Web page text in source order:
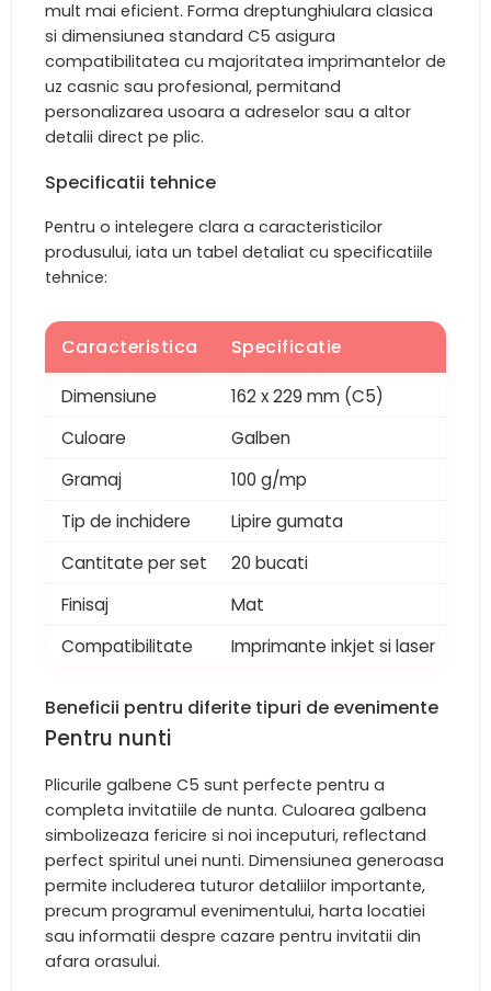
mult mai eficient. Forma dreptunghiulara clasica
si dimensiunea standard C5 asigura
compatibilitatea cu majoritatea imprimantelor de
uz casnic sau profesional, permitand
personalizarea usoara a adreselor sau a altor
detalii direct pe plic.
Specificatii tehnice
Pentru o intelegere clara a caracteristicilor
produsului, iata un tabel detaliat cu specificatiile
tehnice:
Caracteristica Specificatie
Dimensiune
162 x 229 mm (C5)
Culoare
Galben
Gramaj
100 g/mp
Tip de inchidere
Lipire gumata
Cantitate per set
20 bucati
Finisaj
Mat
Compatibilitate
Imprimante inkjet si laser
Beneficii pentru diferite tipuri de evenimente
Pentru nunti
Plicurile galbene C5 sunt perfecte pentru a
completa invitatiile de nunta. Culoarea galbena
simbolizeaza fericire si noi inceputuri, reflectand
perfect spiritul unei nunti. Dimensiunea generoasa
permite includerea tuturor detaliilor importante,
precum programul evenimentului, harta locatiei
sau informatii despre cazare pentru invitatii din
afara orasului.